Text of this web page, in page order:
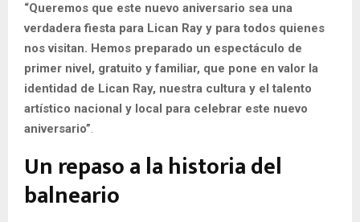
“Queremos que este nuevo aniversario sea una
verdadera fiesta para Lican Ray y para todos quienes
nos visitan. Hemos preparado un espectáculo de
primer nivel, gratuito y familiar, que pone en valor la
identidad de Lican Ray, nuestra cultura y el talento
artístico nacional y local para celebrar este nuevo
aniversario”.
Un repaso a la historia del
balneario